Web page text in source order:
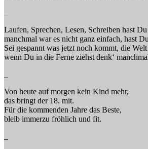
Laufen, Sprechen, Lesen, Schreiben hast
manchmal war es nicht ganz einfach, hast
Sei gespannt was jetzt noch kommt, die
wenn Du in die Ferne ziehst denk‘
Von heute auf morgen kein Kind mehr,
das bringt der 18. mit.
Für die kommenden Jahre das Beste,
bleib immerzu fröhlich und fit.